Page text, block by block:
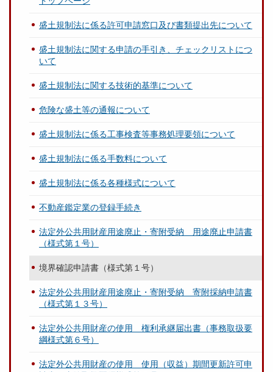
盛土規制法に係る許可申請窓口及び書類提出先について
盛土規制法に関する申請の手引き、チェックリストにつ
いて
盛土規制法に関する技術的基準について
危険な盛土等の通報について
盛土規制法に係る工事検査等事務処理要領について
盛土規制法に係る手数料について
盛土規制法に係る各種様式について
不動産鑑定業の登録手続き
法定外公共用財産用途廃止・寄附受納 用途廃止申請書
（様式第１号）
境界確認申請書（様式第１号）
法定外公共用財産用途廃止・寄附受納 寄附採納申請書
（様式第１３号）
法定外公共用財産の使用 権利承継届出書（事務取扱要
綱様式第６号）
法定外公共用財産の使用 使用（収益）期間更新許可申